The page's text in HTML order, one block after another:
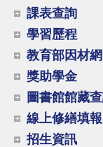
課表查詢
學習歷程
教育部因材網
獎助學金
圖書館館藏
線上修繕填報
招生資訊